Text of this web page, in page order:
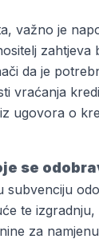
važno je
zahtjeva
da je
vraćanja
ugovora o
se
subvenciju
te izgradnju,
za